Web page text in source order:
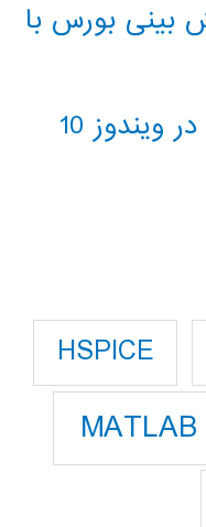
بینی بورس با
HSPICE
MATLAB